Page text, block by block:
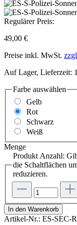
Regulärer Preis:
49,00 €
Preise inkl. MwSt.
Auf Lager, Lieferzeit:
Farbe auswählen
Gelb
Rot
Schwarz
Weiß
Menge
Produkt Anzahl:
die Schaltflächen
reduzieren.
In den Warenkorb
Artikel-Nr.: ES-SEC-R